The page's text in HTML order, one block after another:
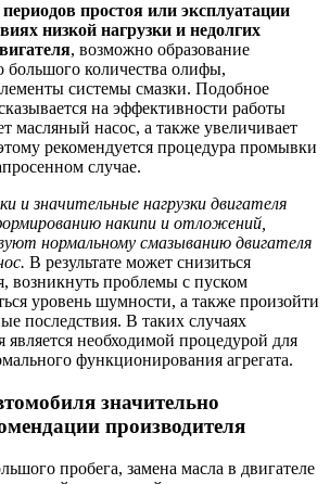
простоя или эксплуатации
низкой нагрузки и недолгих
, возможно образование
большого количества олифы,
системы смазки. Подобное
на эффективности работы
масляный насос, а также увеличивает
рекомендуется процедура промывки
случае.
и значительные нагрузки двигателя
накипи и отложений,
нормальному смазыванию двигателя
В результате может снизиться
возникнуть проблемы с пуском
уровень шумности, а также произойти
последствия. В таких случаях
является необходимой процедурой для
функционирования агрегата.
значительно
производителя
пробега, замена масла в двигателе